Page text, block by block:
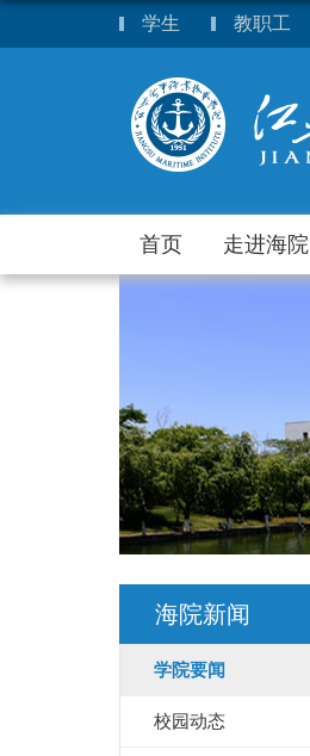
学生 教职工
首页 走进海院
海院新闻
学院要闻
校园动态